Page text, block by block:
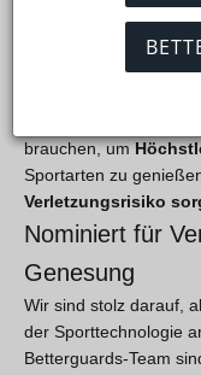
entwickelt, um
brauchen, um
Sportarten zu
Verletzungsrisiko
Nominiert für
Genesung
Wir sind stolz darauf,
der Sporttechnologie
Betterguards-Team